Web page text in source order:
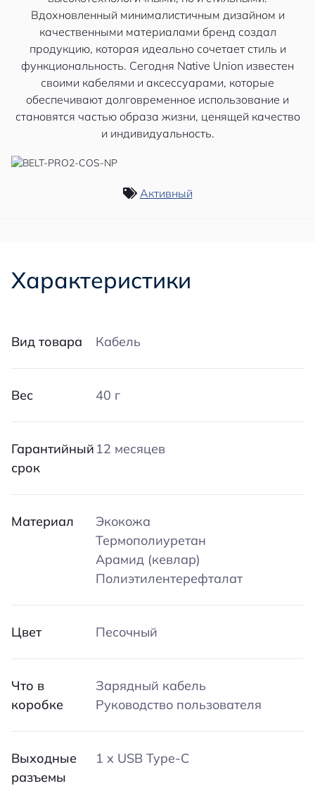
Вдохновленный минималистичным дизайном и
качественными материалами бренд создал
продукцию, которая идеально сочетает стиль и
функциональность. Сегодня Native Union известен
своими кабелями и аксессуарами, которые
обеспечивают долговременное использование и
становятся частью образа жизни, ценящей качество
и индивидуальность.
Активный
Характеристики
Вид товара Кабель
Вес 40 г
Гарантийный
срок
12 месяцев
Материал
Экокожа
Термополиуретан
Арамид (кевлар)
Полиэтилентерефталат
Цвет Песочный
Что в
коробке
Зарядный кабель
Руководство пользователя
Выходные
разъемы
1 х USB Type-C